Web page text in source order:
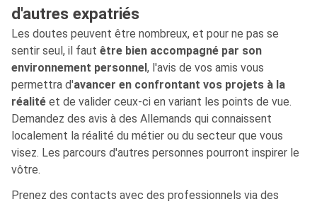
d'autres expatriés
Les doutes peuvent être nombreux, et pour ne pas se
sentir seul, il faut être bien accompagné par son
environnement personnel, l'avis de vos amis vous
permettra d'avancer en confrontant vos projets à la
réalité et de valider ceux-ci en variant les points de vue.
Demandez des avis à des Allemands qui connaissent
localement la réalité du métier ou du secteur que vous
visez. Les parcours d'autres personnes pourront inspirer le
vôtre.
Prenez des contacts avec des professionnels via des